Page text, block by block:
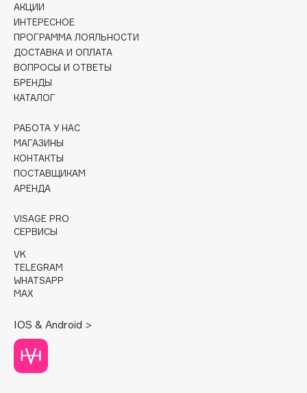
Collagenina
Consly
CosRX
Cottolina
Crescina
Curaprox
D
d'Alba
DARLING*
Darphin
Davines
Dior
Divage
АКЦИИ
ИНТЕРЕСНОЕ
ПРОГРАММА ЛОЯЛЬНОСТИ
ДОСТАВКА И ОПЛАТА
ВОПРОСЫ И ОТВЕТЫ
БРЕНДЫ
КАТАЛОГ
РАБОТА У НАС
МАГАЗИНЫ
КОНТАКТЫ
ПОСТАВЩИКАМ
АРЕНДА
VISAGE PRO
СЕРВИСЫ
VK
TELEGRAM
WHATSAPP
MAX
IOS & Android >